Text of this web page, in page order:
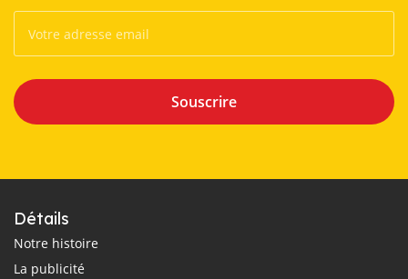
Souscrire
Détails
Notre histoire
La publicité